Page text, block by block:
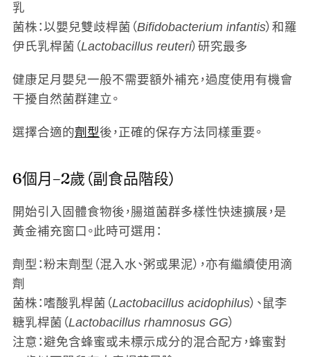
乳
菌株 ：以嬰兒雙歧桿菌（Bifidobacterium infantis）和羅
伊氏乳桿菌（Lactobacillus reuteri）研究最多
健康足月嬰兒一般不需要額外補充，過度使用有機會
干擾自然菌群建立。
選擇合適的劑型後，正確的保存方法同樣重要。
6個月–2歲（副食品階段）
開始引入固體食物後，腸道菌群多樣性快速擴展，是
黃金補充窗口。此時可選用：
劑型 ：粉末劑型（混入水、粥或果泥），亦有繼續使用滴
劑
菌株 ：嗜酸乳桿菌（Lactobacillus acidophilus）、鼠李
糖乳桿菌（Lactobacillus rhamnosus GG）
注意 ：避免含蜂蜜或未標示成分的混合配方，蜂蜜對